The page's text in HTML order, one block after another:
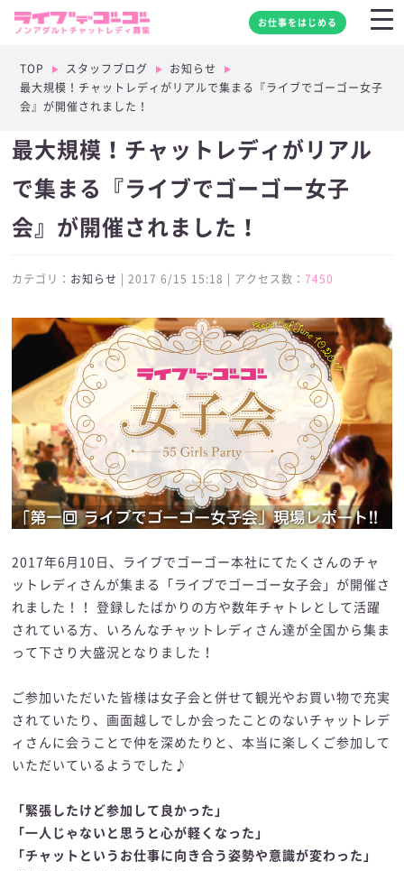
お仕事をはじめる
TOP スタッフブログ
お知らせ
最大規模！チャットレディがリアルで集まる『ライブでゴーゴー女子
会』が開催されました！
最大規模！チャットレディがリアル
で集まる『ライブでゴーゴー女子
会』が開催されました！
カテゴリ： お知らせ | 2017 6/15 15:18 | アクセス数：7450
2017年6月10日、ライブでゴーゴー本社にてたくさんのチャ
ットレディさんが集まる「ライブでゴーゴー女子会」が開催さ
れました！！ 登録したばかりの方や数年チャトレとして活躍
されている方、いろんなチャットレディさん達が全国から集ま
って下さり大盛況となりました！
ご参加いただいた皆様は女子会と併せて観光やお買い物で充実
されていたり、画面越しでしか会ったことのないチャットレデ
ィさんに会うことで仲を深めたりと、本当に楽しくご参加して
いただいているようでした♪
「緊張したけど参加して良かった」
「一人じゃないと思うと心が軽くなった」
「チャットというお仕事に向き合う姿勢や意識が変わった」